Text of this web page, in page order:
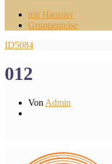
mit Haustier
Gruppenreise
ID5084
012
Von Admin